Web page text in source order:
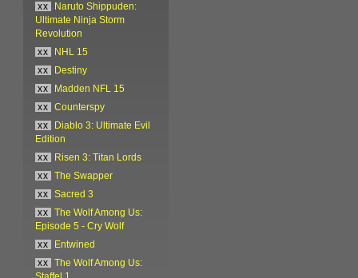
xx
Naruto Shippuden:
Ultimate Ninja Storm
Revolution
xx
NHL 15
xx
Destiny
xx
Madden NFL 15
xx
Counterspy
xx
Diablo 3: Ultimate Evil
Edition
xx
Risen 3: Titan Lords
xx
The Swapper
xx
Sacred 3
xx
The Wolf Among Us:
Episode 5 - Cry Wolf
xx
Entwined
xx
The Wolf Among Us: